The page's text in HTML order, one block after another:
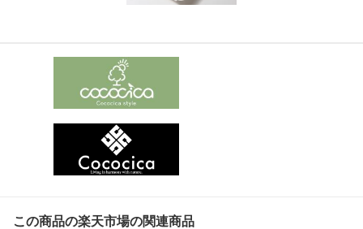
この商品の楽天市場の関連商品